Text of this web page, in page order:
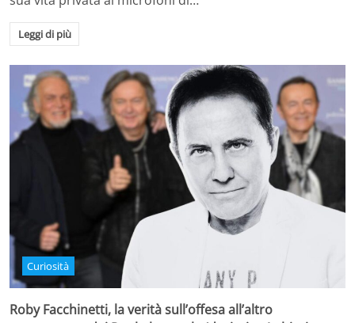
Leggi di più
Curiosità
Roby Facchinetti, la verità sull’offesa all’altro